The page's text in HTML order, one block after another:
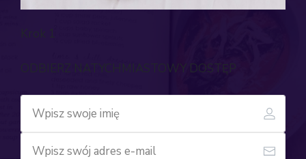
Krok 1
ODBIERZ NATYCHMIASTOWY DOSTĘP